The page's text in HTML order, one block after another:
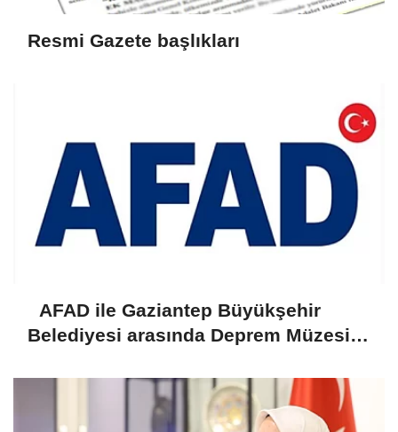
Resmi Gazete başlıkları
AFAD ile Gaziantep Büyükşehir
Belediyesi arasında Deprem Müzesi